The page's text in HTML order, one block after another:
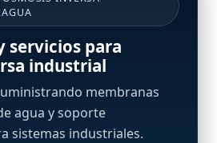
servicios para
industrial
membranas
agua y soporte
sistemas industriales.